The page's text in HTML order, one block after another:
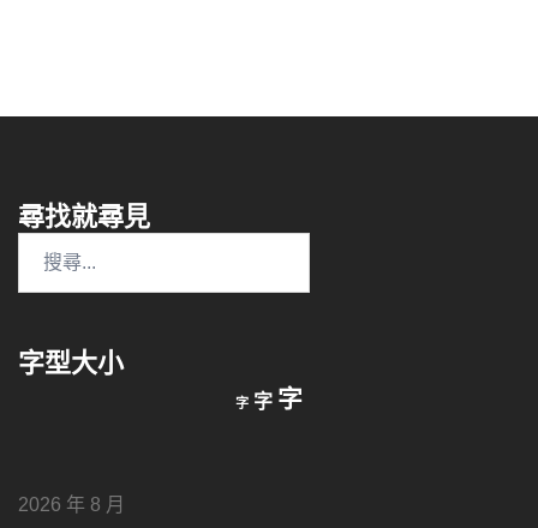
尋找就尋見
字:
字型大小
字 小
字重字放
2026 年 8 月